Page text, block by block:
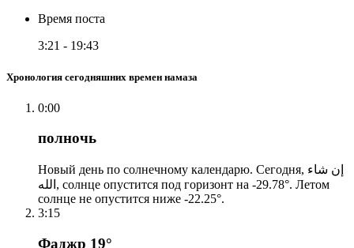
Время поста
3:21 - 19:43
Хронология сегодняшних времен намаза
0:00
полночь
Новый день по солнечному календарю. Сегодня, إن شاء
الله, солнце опустится под горизонт на -29.78°. Летом
солнце не опустится ниже -22.25°.
3:15
Фаджр 19°